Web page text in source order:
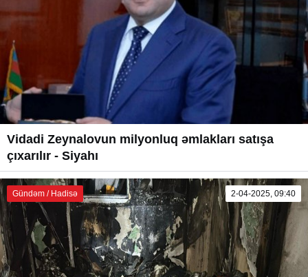
Vidadi Zeynalovun milyonluq əmlakları satışa
çıxarılır - Siyahı
Gündəm / Hadisə 2-04-2025, 09:40